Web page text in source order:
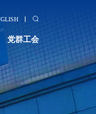
党群工会